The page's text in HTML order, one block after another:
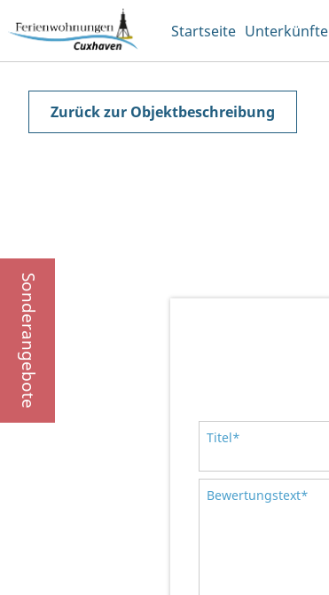
Sonderangebote
Startseite Unterkünfte
Zurück zur Objektbeschreibung
Titel*
Bewertungstext*